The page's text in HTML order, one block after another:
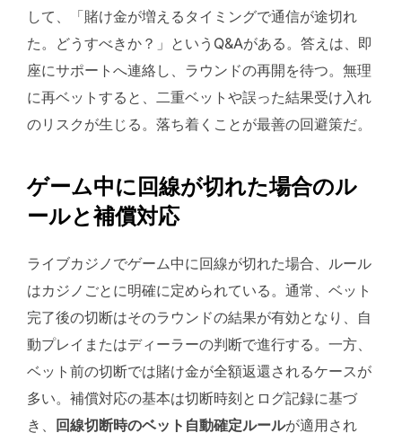
して、「賭け金が増えるタイミングで通信が途切れ
た。どうすべきか？」というQ&Aがある。答えは、即
座にサポートへ連絡し、ラウンドの再開を待つ。無理
に再ベットすると、二重ベットや誤った結果受け入れ
のリスクが生じる。落ち着くことが最善の回避策だ。
ゲーム中に回線が切れた場合のル
ールと補償対応
ライブカジノでゲーム中に回線が切れた場合、ルール
はカジノごとに明確に定められている。通常、ベット
完了後の切断はそのラウンドの結果が有効となり、自
動プレイまたはディーラーの判断で進行する。一方、
ベット前の切断では賭け金が全額返還されるケースが
多い。補償対応の基本は切断時刻とログ記録に基づ
き、
回線切断時のベット自動確定ルールが適用され